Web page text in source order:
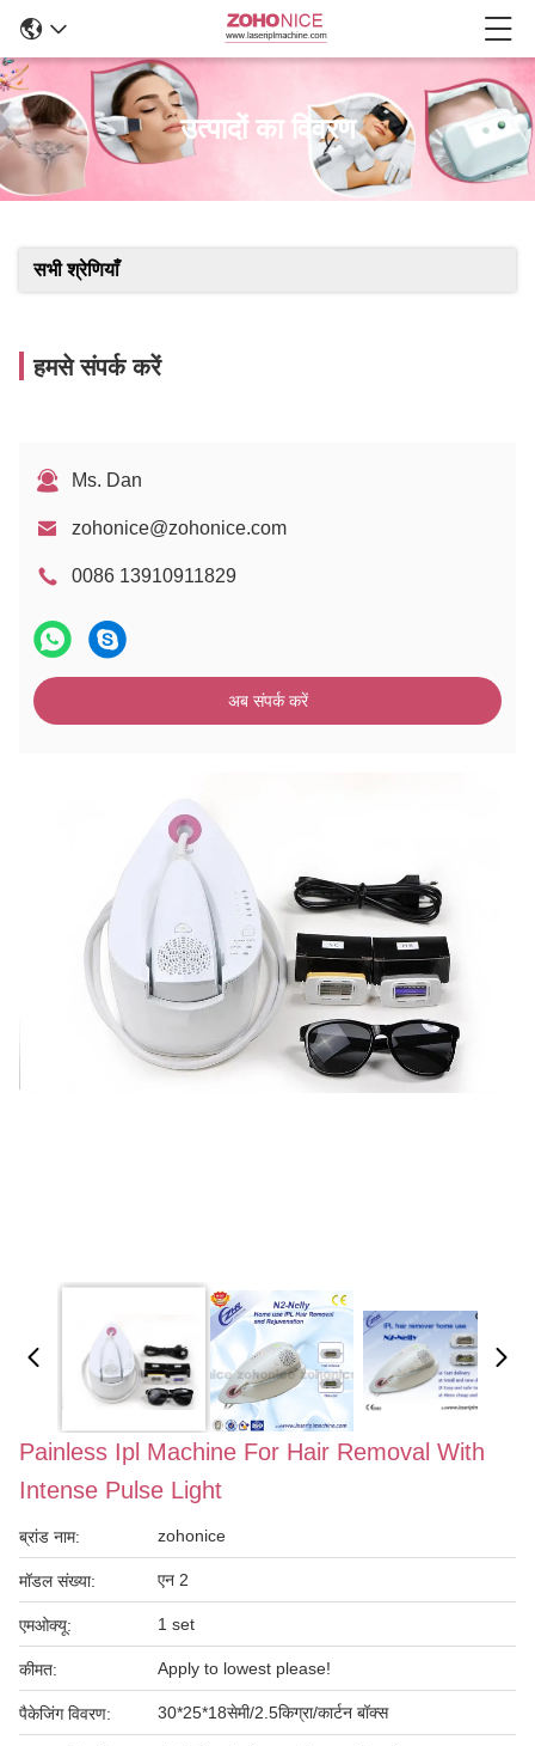
उत्पादों का विवरण
सभी श्रेणियाँ
हमसे संपर्क करें
Ms. Dan
zohonice@zohonice.com
0086 13910911829
अब संपर्क करें
Painless Ipl Machine For Hair Removal With
Intense Pulse Light
ब्रांड नाम: zohonice
मॉडल संख्या: एन 2
एमओक्यू: 1 set
कीमत: Apply to lowest please!
पैकेजिंग विवरण: 30*25*18सेमी/2.5किग्रा/कार्टन बॉक्स